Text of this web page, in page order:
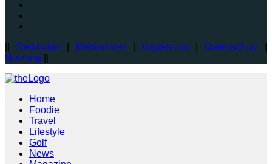
Redaktion Mediadaten Impressum| Datenschutz
Nutzung
Home
Foodie
Travel
Lifestyle
Golf
News